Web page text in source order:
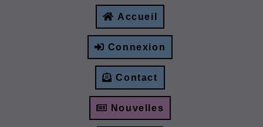
Accueil
Connexion
Contact
Nouvelles